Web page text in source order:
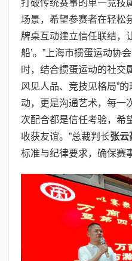
打破传统赛事的单一竞技
场景，希望参赛者在轻松
牌桌互动建立信任联结，
船’。”上海市掼蛋运动协
时，结合掼蛋运动的社交
风见人品、竞技见格局”
动，更是沟通艺术，每一
次配合都是信任考验，希
收获友谊。”总裁判长张云
标准与纪律要求，确保赛